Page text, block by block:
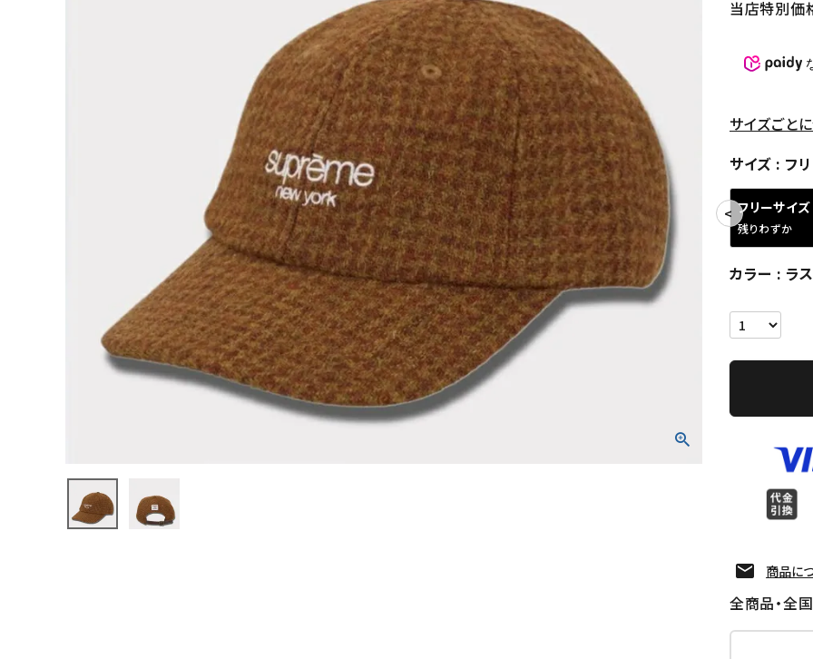
ジャケット・アウター
キャップ・ハット
ニット帽・ビーニー
パンツ・ショーツ
当店特別価
サイズごと
サイズ
フ
フリーサイズ
残りわずか
カラー ラ
商品に
全商品・全